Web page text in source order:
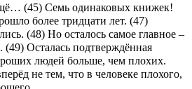
(45) Семь одинаковых книжек!
более тридцати лет. (47)
(48) Но осталось самое главное –
Осталась подтверждённая
людей больше, чем плохих.
не тем, что в человеке плохого,